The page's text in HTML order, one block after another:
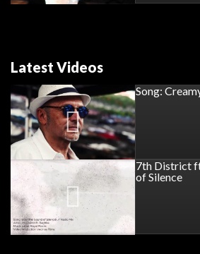
Latest Videos
Song:
7th District
of Silence